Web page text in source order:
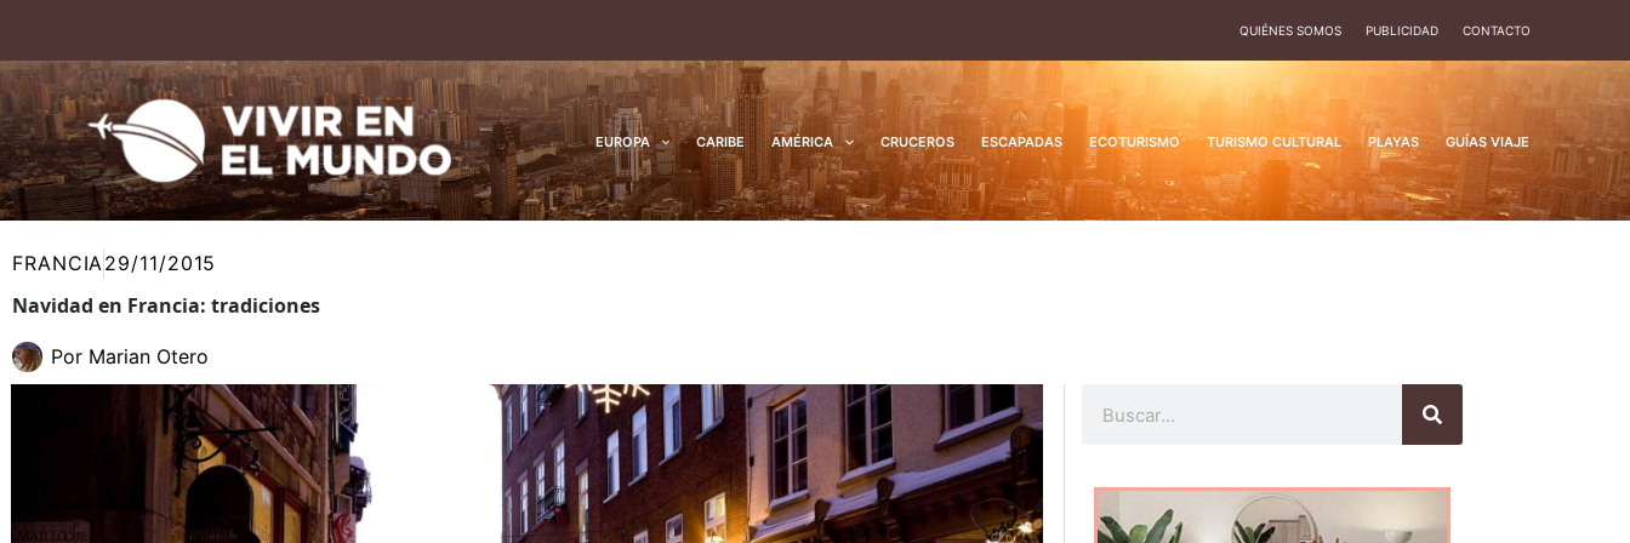
contenido
QUIÉNES SOMOS PUBLICIDAD CONTACTO
EUROPA CARIBE AMÉRICA CRUCEROS ESCAPADAS ECOTURISMO TURISMO CULTURAL PLAYAS GUÍAS VIAJE
FRANCIA29/11/2015
Navidad en Francia: tradiciones
Por Marian Otero